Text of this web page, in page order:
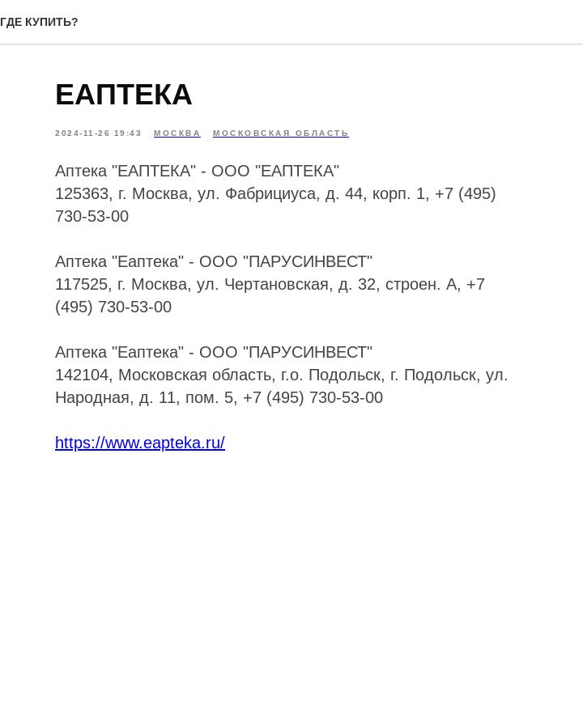
ГДЕ КУПИТЬ?
ЕАПТЕКА
2024-11-26 19:43 МОСКВА МОСКОВСКАЯ ОБЛАСТЬ
Аптека "ЕАПТЕКА" - ООО "ЕАПТЕКА"
125363, г. Москва, ул. Фабрициуса, д. 44, корп. 1, +7 (495)
730-53-00
Аптека "Еаптека" - ООО "ПАРУСИНВЕСТ"
117525, г. Москва, ул. Чертановская, д. 32, строен. А, +7
(495) 730-53-00
Аптека "Еаптека" - ООО "ПАРУСИНВЕСТ"
142104, Московская область, г.о. Подольск, г. Подольск, ул.
Народная, д. 11, пом. 5, +7 (495) 730-53-00
https://www.eapteka.ru/